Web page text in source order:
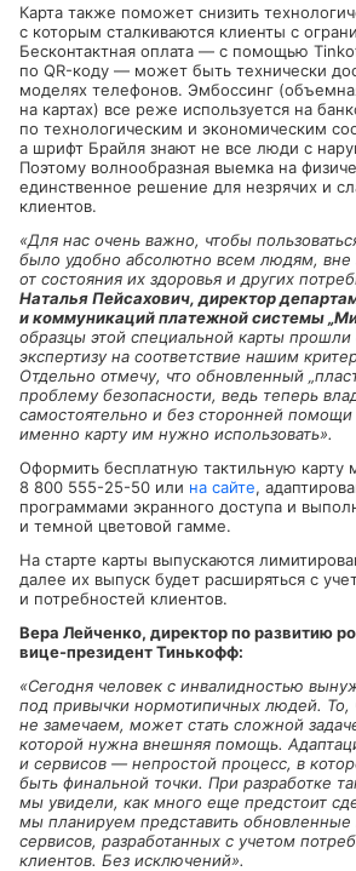
Карта также поможет снизить
с которым сталкиваются клиенты с
Бесконтактная оплата — с помощью
по QR-коду — может быть технически
моделях телефонов. Эмбоссинг
на картах) все реже используется на
по технологическим и экономическим
а шрифт Брайля знают не все люди с
Поэтому волнообразная выемка на
единственное решение для незрячих и
клиентов.
«Для нас очень важно, чтобы
было удобно абсолютно всем людям, вне
от состояния их здоровья и других
Наталья Пейсахович, директор
и коммуникаций платежной системы
образцы этой специальной карты прошли
экспертизу на соответствие нашим
Отдельно отмечу, что обновленный
проблему безопасности, ведь теперь
самостоятельно и без сторонней
именно карту им нужно использовать».
Оформить бесплатную тактильную
8 800 555-25-50 или на сайте,
программами экранного доступа и
и темной цветовой гамме.
На старте карты выпускаются
далее их выпуск будет расширяться с
и потребностей клиентов.
Вера Лейченко, директор по развитию
вице-президентТинькофф:
«Сегодня человек с инвалидностью
под привычки нормотипичных людей.
не замечаем, может стать сложной
которой нужна внешняя помощь.
и сервисов — непростой процесс, в
быть финальной точки. При разработке
мы увидели, как много еще предстоит
мы планируем представить
сервисов, разработанных с учетом
клиентов. Без исключений».